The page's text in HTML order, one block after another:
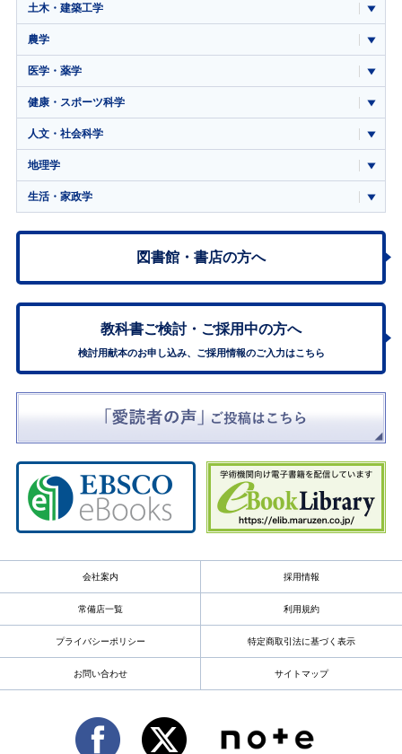
土木・建築工学
農学
医学・薬学
健康・スポーツ科学
人文・社会科学
地理学
生活・家政学
図書館・書店の方へ
教科書ご検討・ ご採用中の方へ
検討用献本のお申し込み、ご採用情報のご入力はこちら
会社案内 採用情報
常備店一覧 利用規約
プライバシーポリシー 特定商取引法に基づく表示
お問い合わせ サイトマップ